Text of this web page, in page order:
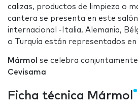
calizas, productos de limpieza o
cantera se presenta en este
internacional -Italia, Alemania,
o Turquía están representados en
Mármol se celebra
Cevisama
Ficha técnica Mármol